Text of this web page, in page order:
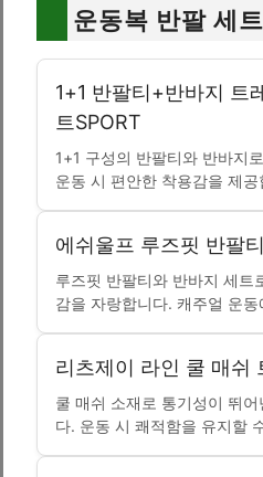
운동복 반팔 세
1+1 반팔티+반바지 트
트SPORT
1+1 구성의 반팔티와 반바지
운동 시 편안한 착용감을 제공
에쉬울프 루즈핏 반팔
루즈핏 반팔티와 반바지 세트
감을 자랑합니다. 캐주얼 운
리츠제이 라인 쿨 매쉬
쿨 매쉬 소재로 통기성이 뛰
다. 운동 시 쾌적함을 유지할